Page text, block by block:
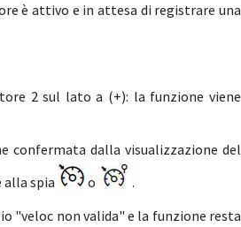
è attivo e in attesa di registrare una
2 sul lato a (+): la funzione viene
confermata dalla visualizzazione del
spia o
.
"veloc non valida" e la funzione resta